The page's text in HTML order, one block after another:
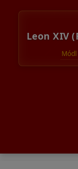
Leon XIV